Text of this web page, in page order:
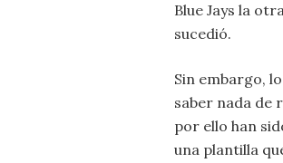
Blue Jays la
sucedió.
Sin embargo,
saber nada de
por ello han
una plantilla